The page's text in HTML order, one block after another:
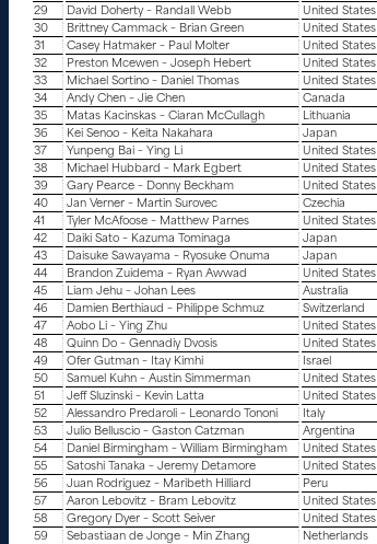
29
David Doherty – Randall Webb United States
30
Brittney Cammack – Brian Green United States
31
Casey Hatmaker – Paul Molter United States
32
Preston Mcewen – Joseph Hebert United States
33
Michael Sortino – Daniel Thomas United States
34
Andy Chen – Jie Chen Canada
35
Matas Kacinskas – Ciaran McCullagh Lithuania
36
Kei Senoo – Keita Nakahara Japan
37
Yunpeng Bai – Ying Li United States
38
Michael Hubbard – Mark Egbert United States
39
Gary Pearce – Donny Beckham United States
40
Jan Verner – Martin Surovec Czechia
41
Tyler McAfoose – Matthew Parnes United States
42
Daiki Sato – Kazuma Tominaga Japan
43
Daisuke Sawayama – Ryosuke Onuma Japan
44
Brandon Zuidema – Ryan Awwad United States
45
Liam Jehu – Johan Lees Australia
46
Damien Berthiaud – Philippe Schmuz Switzerland
47
Aobo Li – Ying Zhu United States
48
Quinn Do – Gennadiy Dvosis United States
49
Ofer Gutman – Itay Kimhi Israel
50
Samuel Kuhn – Austin Simmerman United States
51
Jeff Sluzinski – Kevin Latta United States
52
Alessandro Predaroli – Leonardo Tononi Italy
53
Julio Belluscio – Gaston Catzman Argentina
54
Daniel Birmingham – William Birmingham United States
55
Satoshi Tanaka – Jeremy Detamore United States
56
Juan Rodriguez – Maribeth Hilliard Peru
57
Aaron Lebovitz – Bram Lebovitz United States
58
Gregory Dyer – Scott Seiver United States
59
Sebastiaan de Jonge – Min Zhang Netherlands